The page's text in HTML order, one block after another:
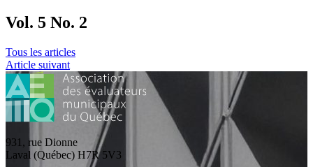
Vol. 5 No. 2
Tous les articles
Article suivant
931, rue Dionne
Laval (Québec) H7R 5V3